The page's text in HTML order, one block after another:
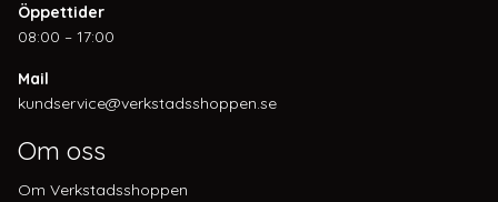
Öppettider
08:00 – 17:00
Mail
kundservice@verkstadsshoppen.se
Om oss
Om Verkstadsshoppen